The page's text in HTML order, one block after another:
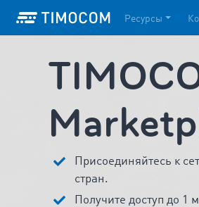
Ресурсы
Присоединяйтесь к
стран.
Получите доступ до